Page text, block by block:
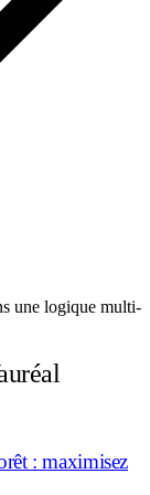
une logique multi-
: maximisez